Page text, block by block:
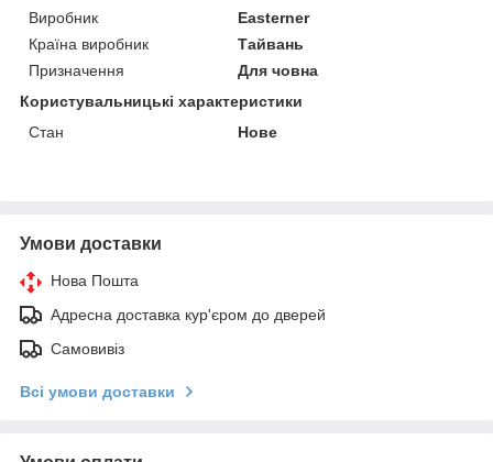
Виробник
Easterner
Країна виробник
Тайвань
Призначення
Для човна
Користувальницькі характеристики
Стан
Нове
Умови доставки
Нова Пошта
Адресна доставка кур'єром до дверей
Самовивіз
Всі умови доставки